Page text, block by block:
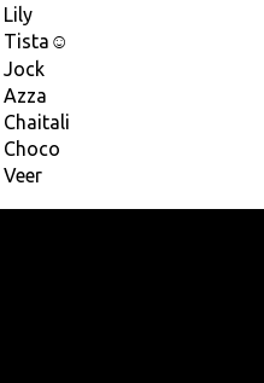
Lily
Tista☺️
Jock
Azza
Chaitali
Choco
Veer